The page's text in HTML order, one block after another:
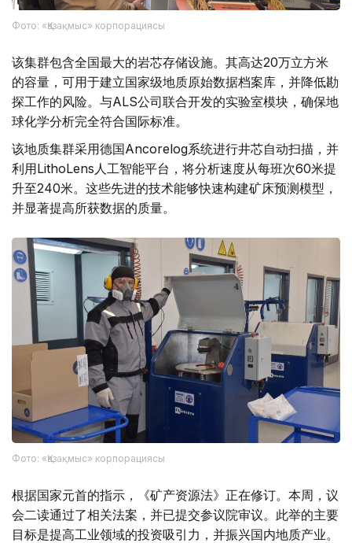
Фото: «Қазақмыс» корпорациясы
该集群包含全国最大的岩芯存储设施。其高达20万立方米
的容量，可用于建立国家级地质原始数据档案库，并降低勘
探工作的风险。与ALS公司联合开发的实验室模块，确保地
球化学分析完全符合国际标准。
该地质集群采用德国Ancorelog系统进行井芯自动扫描，并
利用LithoLens人工智能平台，将分析速度从每班次60米提
升至240米。这些先进的技术能够快速构建矿床预测模型，
并显著提高所获数据的质量。
Фото: «Қазақмыс» корпорациясы
根据国家元首的指示，《矿产资源法》正在修订。本周，议
会二读通过了相关法案，并已提交参议院审议。此举的主要
目标是提高工业领域的投资吸引力，并振兴国内地质产业。